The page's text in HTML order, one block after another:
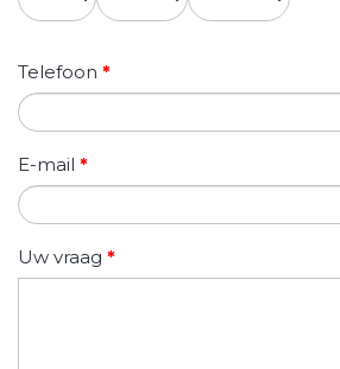
Telefoon *
E-mail *
Uw vraag *